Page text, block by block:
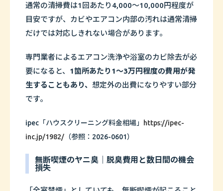
通常の清掃費は1回あたり4,000〜10,000円程度が
目安ですが、カビやエアコン内部の汚れは通常清掃
だけでは対応しきれない場合があります。
専門業者によるエアコン洗浄や浴室のカビ除去が必
要になると、 1箇所あたり1〜3万円程度の費用が発
生することもあり、 想定外の出費になりやすい部分
です。
ipec「ハウスクリーニング料金相場」
https://ipec-
inc.jp/1982/ （参照：2026-0601）
無断喫煙のヤニ臭｜脱臭費用と数日間の機会
損失